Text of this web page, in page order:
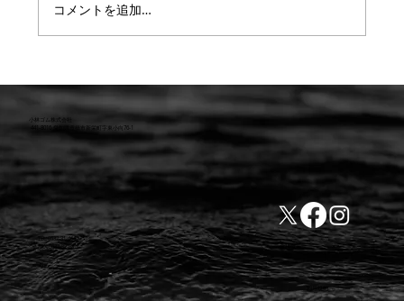
らせ
コメントを追加…
小林ゴム株式会社
441-8016 愛知県豊橋市新栄町字東小向76-1
TEL:0532-31-4646
FAX:0532-32-6810
​会社概要
​利用規約